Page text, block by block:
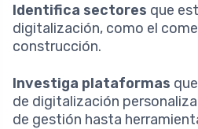
Identifica sectores que
digitalización, como el
construcción.
Investiga plataformas
de digitalización
de gestión hasta